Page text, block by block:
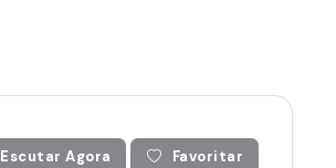
Escutar Agora Favoritar